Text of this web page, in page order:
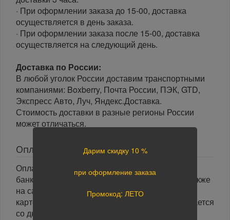
· При оформлении заказа до 15-00, доставка
осуществляется в день заказа.
· При оформлении заказа после 15-00, доставка
осуществляется на следующий день.
Доставка по России:
В любой уголок России доставим транспортными
компаниями: Boxberry, Почта России, ПЭК, GTD,
Экспресс Авто, Луч, Яндекс.Доставка.
Стоимость доставки в разные регионы России
может отличаться.
Оплата
Оплата заказа осуществляется наличными или
банковской картой курьеру при получении, а также
на сайте при оформлении заказа. При оплате
картой на сайте указанный срок доставки считается
со дня поступления оплаты.
Дарим скидку 10 %
при оформление заказа
Промокод: ЛЕТО